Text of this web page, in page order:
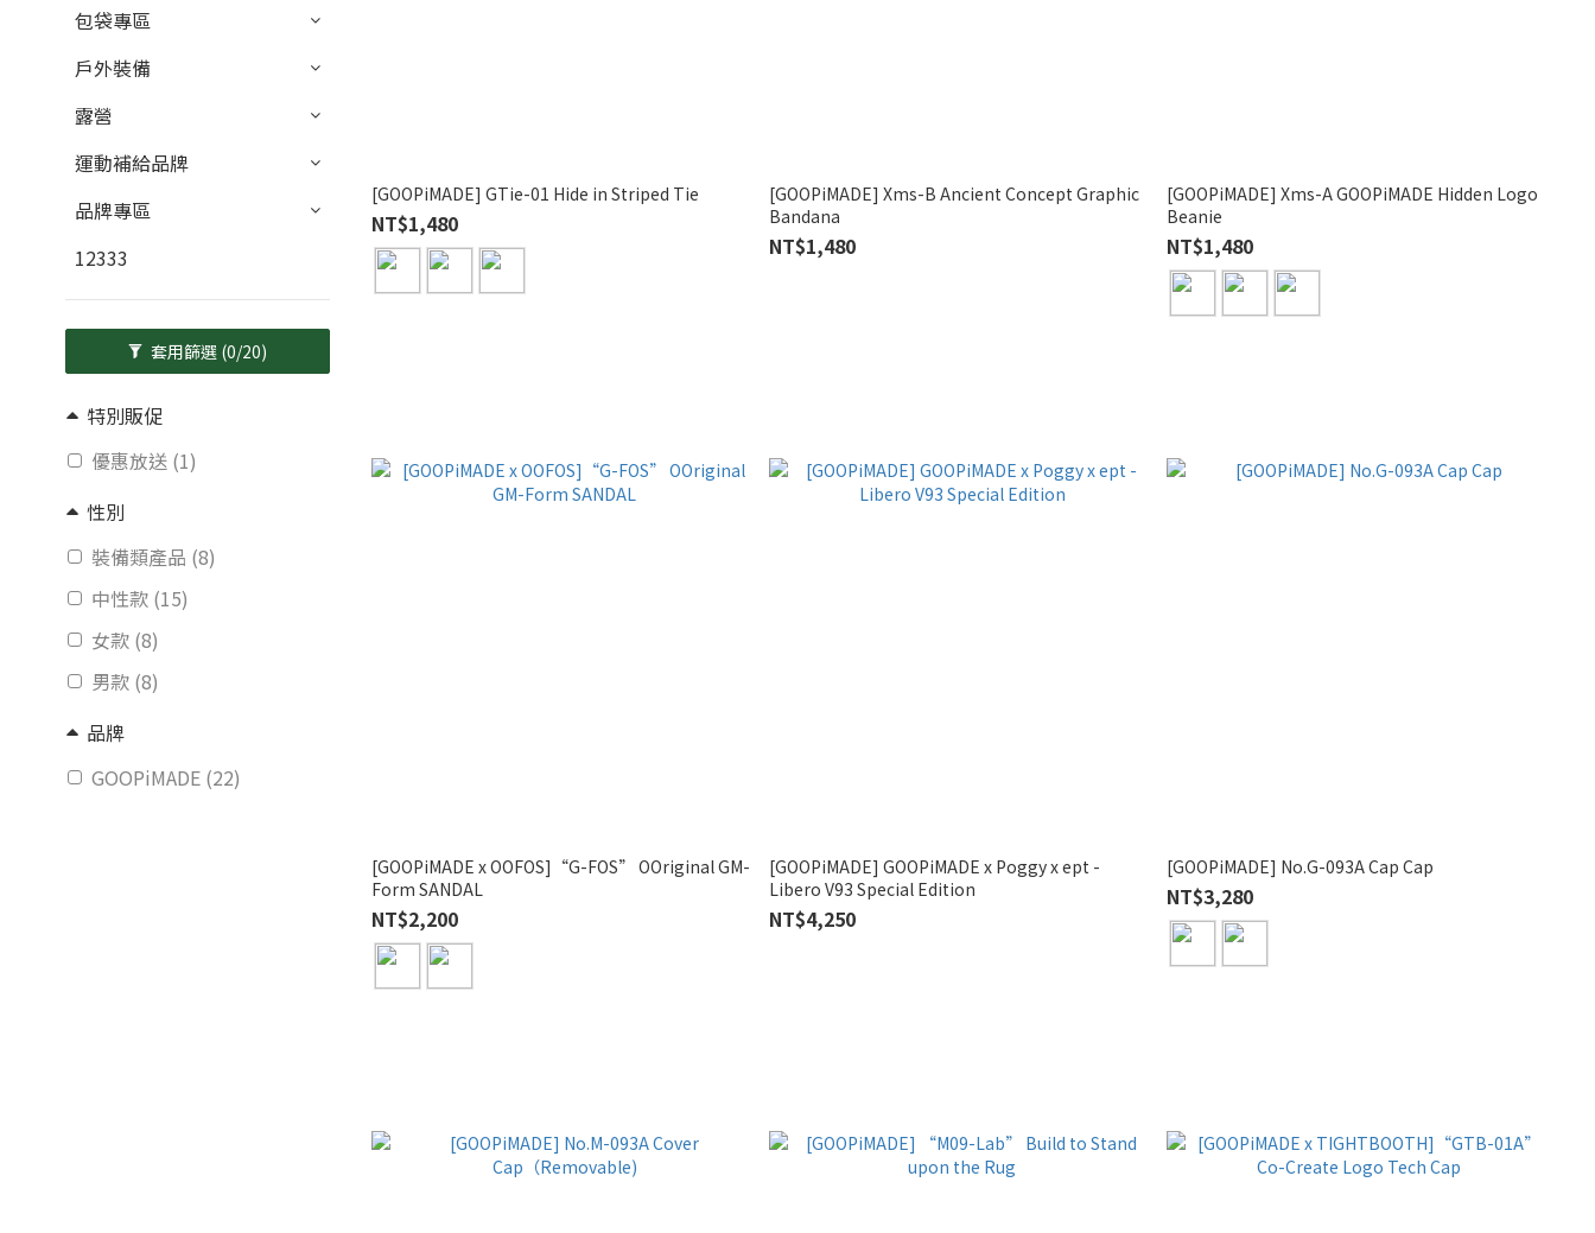
包袋專區
戶外裝備
露營
運動補給品牌
品牌專區
12333
套用篩選 (0/20)
特別販促
優惠放送 (1)
性別
裝備類產品 (8)
中性款 (15)
女款 (8)
男款 (8)
品牌
GOOPiMADE (22)
[GOOPiMADE] GTie-01 Hide in Striped Tie
NT$1,480
[GOOPiMADE] Xms-B Ancient Concept Graphic
Bandana
NT$1,480
[GOOPiMADE] Xms-A GOOPiMADE Hidden Logo
Beanie
NT$1,480
[GOOPiMADE x OOFOS]“G-FOS” OOriginal GM-
Form SANDAL
NT$2,200
[GOOPiMADE] GOOPiMADE x Poggy x ept -
Libero V93 Special Edition
NT$4,250
[GOOPiMADE] No.G-093A Cap Cap
NT$3,280